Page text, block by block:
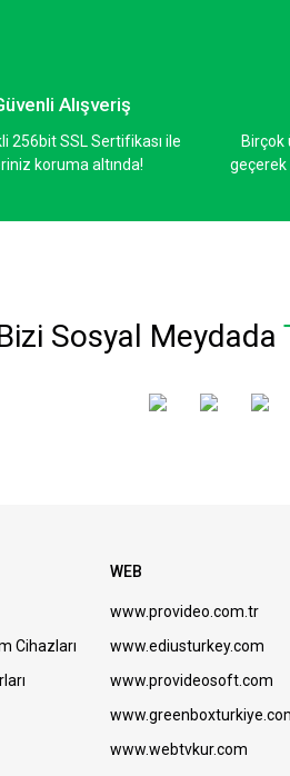
6 Kanallı 32-Bit Float Ses
Alışveriş
256bit SSL Sertifikası ile
koruma altında!
geçerek
Sosyal Meydada
Cihazları
WEB
www.provideo.com.tr
www.ediusturkey.com
www.provideosoft.com
www.webtvkur.com